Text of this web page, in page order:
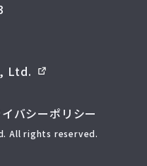
Ltd.
バシーポリシー
All rights reserved.